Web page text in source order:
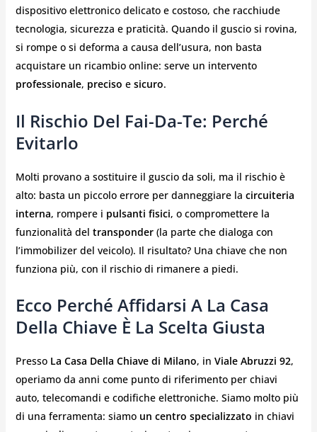
dispositivo elettronico delicato e costoso, che racchiude
tecnologia, sicurezza e praticità. Quando il guscio si rovina,
si rompe o si deforma a causa dell’usura, non basta
acquistare un ricambio online: serve un intervento
professionale, preciso e sicuro.
Il Rischio Del Fai-Da-Te: Perché
Evitarlo
Molti provano a sostituire il guscio da soli, ma il rischio è
alto: basta un piccolo errore per danneggiare la circuiteria
interna, rompere i pulsanti fisici, o compromettere la
funzionalità del transponder(la parte che dialoga con
l’immobilizer del veicolo). Il risultato? Una chiave che non
funziona più, con il rischio di rimanere a piedi.
Ecco Perché Affidarsi A La Casa
Della Chiave È La Scelta Giusta
Presso La Casa Della Chiave di Milano, in Viale Abruzzi 92,
operiamo da anni come punto di riferimento per chiavi
auto, telecomandi e codifiche elettroniche. Siamo molto più
di una ferramenta: siamo un centro specializzato in chiavi